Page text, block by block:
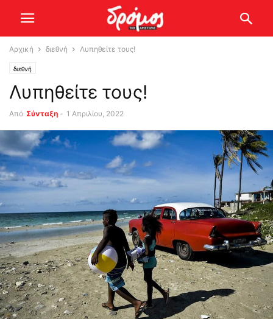
Αρχική διεθνή Λυπηθείτε τους!
διεθνή
Λυπηθείτε τους!
Από Σύνταξη - 1 Απριλίου, 2022